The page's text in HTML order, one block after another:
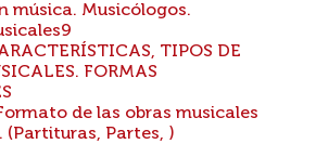
música. Musicólogos.
TIPOS DE
FORMAS
de las obras musicales
(Partituras, Partes, )